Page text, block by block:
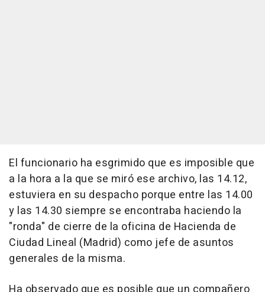
El funcionario ha esgrimido que es imposible que
a la hora a la que se miró ese archivo, las 14.12,
estuviera en su despacho porque entre las 14.00
y las 14.30 siempre se encontraba haciendo la
"ronda" de cierre de la oficina de Hacienda de
Ciudad Lineal (Madrid) como jefe de asuntos
generales de la misma.